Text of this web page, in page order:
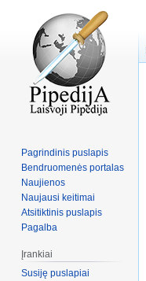
Pagrindinis puslapis
Bendruomenės portalas
Naujienos
Naujausi keitimai
Atsitiktinis puslapis
Pagalba
Įrankiai
Susiję puslapiai